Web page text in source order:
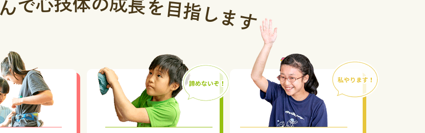
【7/31レッスン内容急遽変更】7/31（金）18:00～ビレイ特訓レッ
【アウトドア合宿】「小川山キャンプ2026」無事終了
んで心 成長 を 目指し ま す